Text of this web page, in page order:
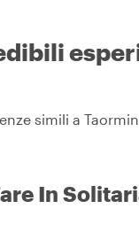
simili a
In